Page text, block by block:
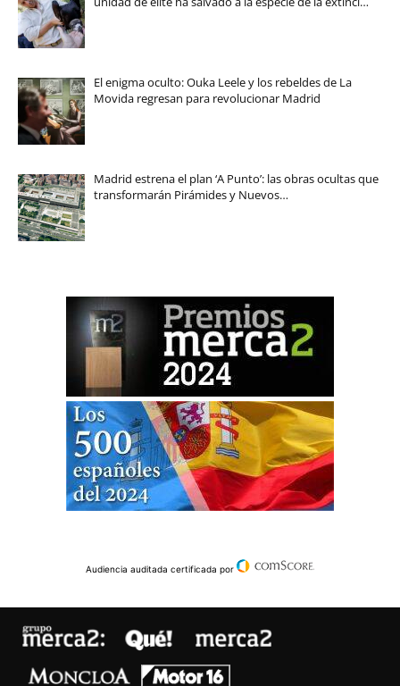
El enigma oculto: Ouka Leele y los rebeldes de La
Movida regresan para revolucionar Madrid
Madrid estrena el plan ‘A Punto’: las obras ocultas que
transformarán Pirámides y Nuevos…
Audiencia auditada certificada por